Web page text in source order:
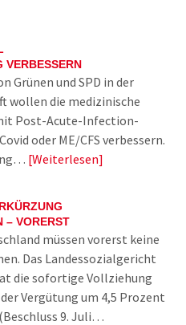
VERBESSERN
Grünen und SPD in der
wollen die medizinische
Post-Acute-Infection-
oder ME/CFS verbessern.
Weiterlesen
– VORERST
müssen vorerst keine
Das Landessozialgericht
die sofortige Vollziehung
Vergütung um 4,5 Prozent
9. Juli…